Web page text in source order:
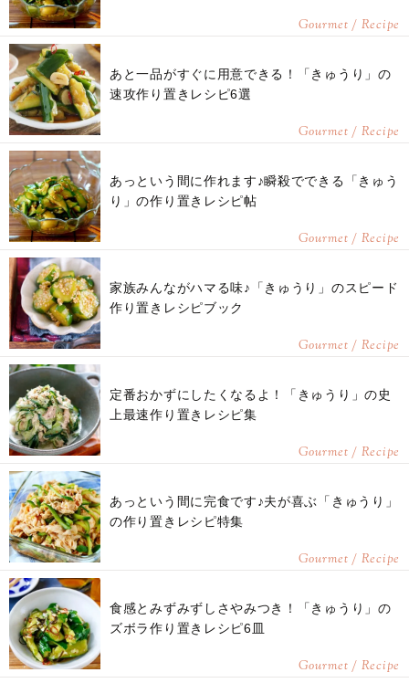
Gourmet / Recipe
あと一品がすぐに用意できる！「きゅうり」の
速攻作り置きレシピ6選
Gourmet / Recipe
あっという間に作れます♪瞬殺でできる「きゅう
り」の作り置きレシピ帖
Gourmet / Recipe
家族みんながハマる味♪「きゅうり」のスピード
作り置きレシピブック
Gourmet / Recipe
定番おかずにしたくなるよ！「きゅうり」の史
上最速作り置きレシピ集
Gourmet / Recipe
あっという間に完食です♪夫が喜ぶ「きゅうり」
の作り置きレシピ特集
Gourmet / Recipe
食感とみずみずしさやみつき！「きゅうり」の
ズボラ作り置きレシピ6皿
Gourmet / Recipe